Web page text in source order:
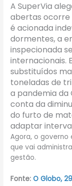
A SuperVia
abertas ocorre
é acionada
dormentes, a
inspecionada
internacionais.
substituídos
toneladas de
a pandemia da
conta da
do furto de
adaptar
Agora, o governo
que vai
gestão.
Fonte:O Globo,